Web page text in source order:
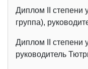
Диплом II степени
группа),
Диплом II степени
руководитель